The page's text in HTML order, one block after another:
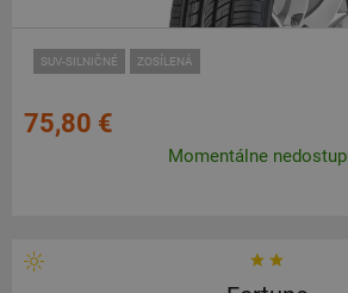
SUV-SILNIČNÉ ZOSÍLENÁ
75,80 €
Momentálne